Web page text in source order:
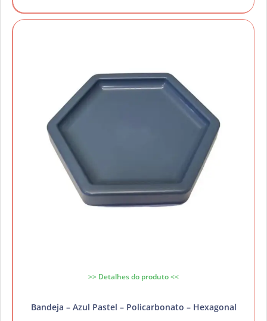
>> Detalhes do produto <<
Bandeja – Azul Pastel – Policarbonato – Hexagonal